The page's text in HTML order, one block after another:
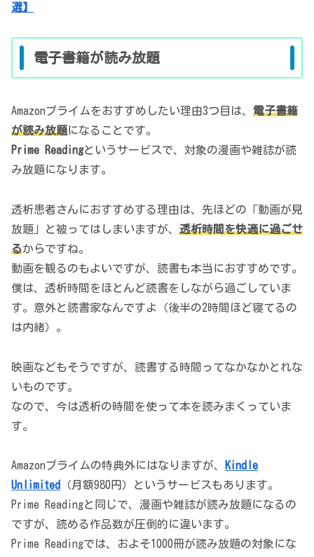
選】
電子書籍が読み放題
Amazonプライムをおすすめしたい理由3つ目は、 電子書籍
が読み放題になることです。
Prime Readingというサービスで、対象の漫画や雑誌が読
み放題になります。
透析患者さんにおすすめする理由は、先ほどの「動画が見
放題」と被ってはしまいますが、 透析時間を快適に過ごせ
るからですね。
動画を観るのもよいですが、読書も本当におすすめです。
僕は、透析時間をほとんど読書をしながら過ごしていま
す。意外と読書家なんですよ（後半の2時間ほど寝てるの
は内緒）。
映画などもそうですが、読書する時間ってなかなかとれな
いものです。
なので、今は透析の時間を使って本を読みまくっていま
す。
Amazonプライムの特典外にはなりますが、
Kindle
Unlimited
（月額980円）というサービスもあります。
Prime Readingと同じで、漫画や雑誌が読み放題になるの
ですが、読める作品数が圧倒的に違います。
Prime Readingでは、およそ1000冊が読み放題の対象にな